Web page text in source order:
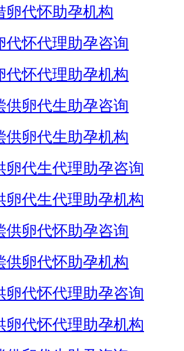
卵代怀助孕机构
代怀代理助孕咨询
代怀代理助孕机构
供卵代生助孕咨询
供卵代生助孕机构
卵代生代理助孕咨询
卵代生代理助孕机构
供卵代怀助孕咨询
供卵代怀助孕机构
卵代怀代理助孕咨询
卵代怀代理助孕机构